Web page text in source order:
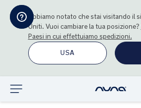
Abbiamo notato che stai visitando il
Uniti. Vuoi cambiare la tua posizione?
Paesi in cui effettuiamo spedizioni.
USA